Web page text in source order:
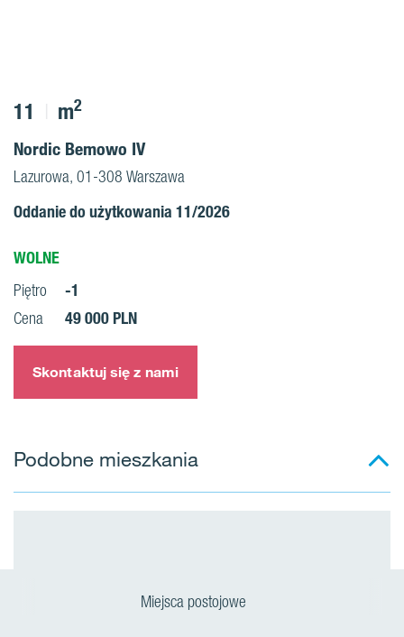
11 m2
Nordic Bemowo IV
Lazurowa, 01-308 Warszawa
Oddanie do użytkowania 11/2026
WOLNE
Piętro -1
Cena 49 000 PLN
Skontaktuj się z nami
Podobne mieszkania
Miejsca postojowe